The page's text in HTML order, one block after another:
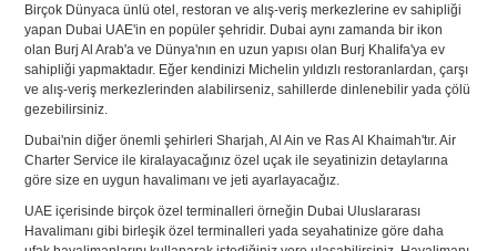
Birçok Dünyaca ünlü otel, restoran ve alış-veriş merkezlerine ev sahipliği
yapan Dubai UAE'in en popüler şehridir. Dubai aynı zamanda bir ikon
olan Burj Al Arab'a ve Dünya'nın en uzun yapısı olan Burj Khalifa'ya ev
sahipliği yapmaktadır. Eğer kendinizi Michelin yıldızlı restoranlardan, çarşı
ve alış-veriş merkezlerinden alabilirseniz, sahillerde dinlenebilir yada çölü
gezebilirsiniz.
Dubai'nin diğer önemli şehirleri Sharjah, Al Ain ve Ras Al Khaimah'tır. Air
Charter Service ile kiralayacağınız özel uçak ile seyatinizin detaylarına
göre size en uygun havalimanı ve jeti ayarlayacağız.
UAE içerisinde birçok özel terminalleri örneğin Dubai Uluslararası
Havalimanı gibi birleşik özel terminalleri yada seyahatinize göre daha